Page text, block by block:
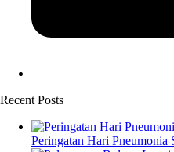
Recent Posts
Peringatan Hari